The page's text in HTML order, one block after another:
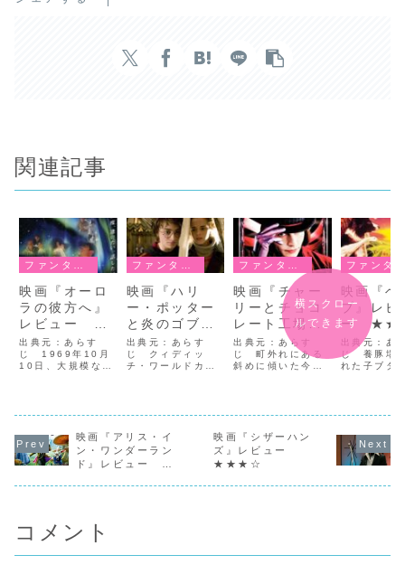
関連記事
映画『オーロ
ラの彼方へ』
レビュー
★★★★
出典元：あらす
じ 1969年10月
10日、大規模な太
シントン・ブリッ
ジでタンクローリ
ーが横転する事故
が発生する。地下
映画『ハリ
ー・ポッター
と炎のゴブレ
ット』レビュ
ー ★★★
出典元：あらす
じ クィディッ
チ・ワールドカッ
を覆い始めた頃、
ホグアーツにおい
催されることに。
映画『チャー
リーとチョコ
レート工場』
レビュー
★★★
出典元：あらす
じ 町外れにある
斜めに傾いた今に
中の父と、母そし
て祖父母が二組の
7人が、身動きさ
え取れないほどの
映画『ベ
ブ』レビ
ー
出典元：あ
じ 養豚場
れた子ブタ
会で付き添
ていた牧場
ゲットは、
横スクロー
ルできます
映画『アリス・イ
ン・ワンダーラン
ド』レビュー
映画『シザーハン
ズ』レビュー
★★★☆
コメント